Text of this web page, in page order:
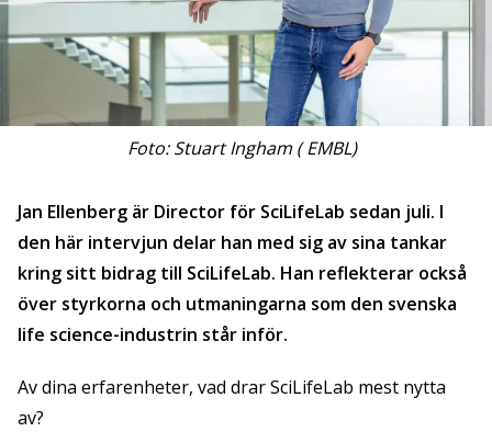
Foto: Stuart Ingham ( EMBL)
Jan Ellenberg är Director för SciLifeLab sedan juli. I
den här intervjun delar han med sig av sina tankar
kring sitt bidrag till SciLifeLab. Han reflekterar också
över styrkorna och utmaningarna som den svenska
life science-industrin står inför.
Av dina erfarenheter, vad drar SciLifeLab mest nytta
av?